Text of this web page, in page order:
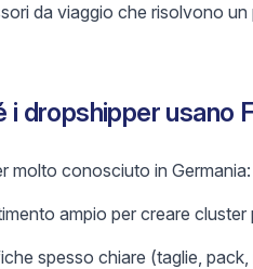
da viaggio che risolvono
i dropshipper usano
molto conosciuto in
ampio per creare cluster
spesso chiare (taglie,